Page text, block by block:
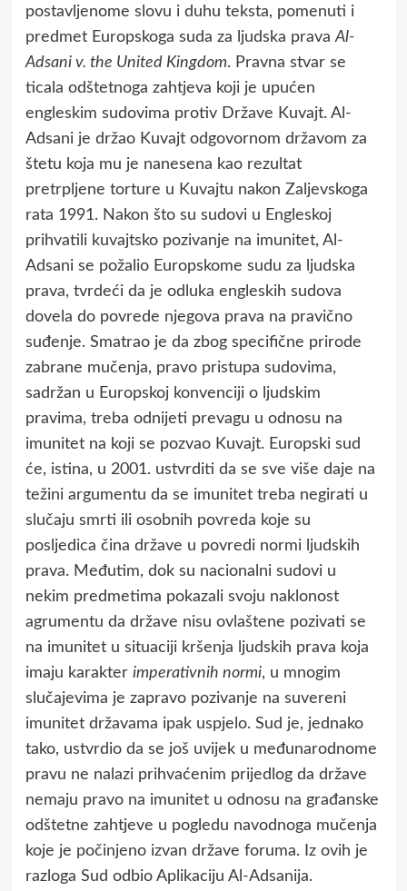
postavljenome slovu i duhu teksta, pomenuti i
predmet Europskoga suda za ljudska pravaAl-
Adsani v. the United Kingdom. Pravna stvar se
ticala odštetnoga zahtjeva koji je upućen
engleskim sudovima protiv Države Kuvajt. Al-
Adsani je držao Kuvajt odgovornom državom za
štetu koja mu je nanesena kao rezultat
pretrpljene torture u Kuvajtu nakon Zaljevskoga
rata 1991. Nakon što su sudovi u Engleskoj
prihvatili kuvajtsko pozivanje na imunitet, Al-
Adsani se požalio Europskome sudu za ljudska
prava, tvrdeći da je odluka engleskih sudova
dovela do povrede njegova prava na pravično
suđenje. Smatrao je da zbog specifične prirode
zabrane mučenja, pravo pristupa sudovima,
sadržan u Europskoj konvenciji o ljudskim
pravima, treba odnijeti prevagu u odnosu na
imunitet na koji se pozvao Kuvajt. Europski sud
će, istina, u 2001. ustvrditi da se sve više daje na
težini argumentu da se imunitet treba negirati u
slučaju smrti ili osobnih povreda koje su
posljedica čina države u povredi normi ljudskih
prava. Međutim, dok su nacionalni sudovi u
nekim predmetima pokazali svoju naklonost
agrumentu da države nisu ovlaštene pozivati se
na imunitet u situaciji kršenja ljudskih prava koja
imaju karakter imperativnih normi, u mnogim
slučajevima je zapravo pozivanje na suvereni
imunitet državama ipak uspjelo. Sud je, jednako
tako, ustvrdio da se još uvijek u međunarodnome
pravu ne nalazi prihvaćenim prijedlog da države
nemaju pravo na imunitet u odnosu na građanske
odštetne zahtjeve u pogledu navodnoga mučenja
koje je počinjeno izvan države foruma. Iz ovih je
razloga Sud odbio Aplikaciju Al-Adsanija.